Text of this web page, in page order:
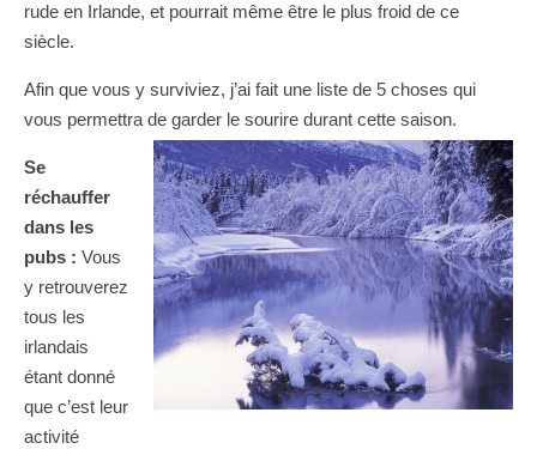
rude en Irlande, et pourrait même être le plus froid de ce
siècle.
Afin que vous y surviviez, j’ai fait une liste de 5 choses qui
vous permettra de garder le sourire durant cette saison.
Se
réchauffer
dans les
pubs : Vous
y retrouverez
tous les
irlandais
étant donné
que c’est leur
activité